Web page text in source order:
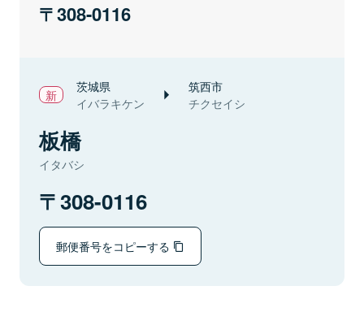
308-0116
茨城県
イバラキケン
筑西市
チクセイシ
板橋
イタバシ
308-0116
郵便番号をコピーする